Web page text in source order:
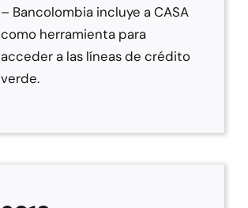
– Bancolombia incluye a CASA
como herramienta para
acceder a las líneas de crédito
verde.